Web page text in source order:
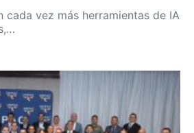
cada vez más herramientas de IA